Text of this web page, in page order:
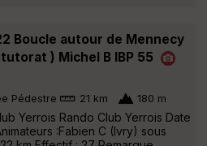
Boucle autour de Mennecy
) Michel B IBP 55
Pédestre 21 km 180 m
Yerrois Rando Club Yerrois Date
:Fabien C (Ivry) sous